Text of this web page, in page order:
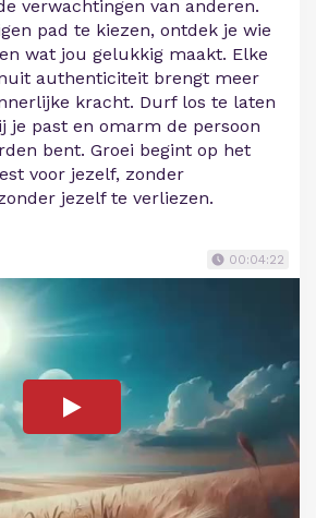
verwachtingen van anderen.
pad te kiezen, ontdek je wie
wat jou gelukkig maakt. Elke
authenticiteit brengt meer
kracht. Durf los te laten
je past en omarm de persoon
bent. Groei begint op het
voor jezelf, zonder
jezelf te verliezen.
00:04:22